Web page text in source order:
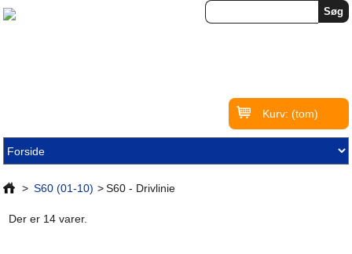
Kurv: (tom)
> S60 (01-10) > S60 - Drivlinie
Der er 14 varer.